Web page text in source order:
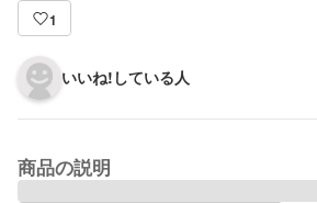
1
いいね!している人
商品の説明